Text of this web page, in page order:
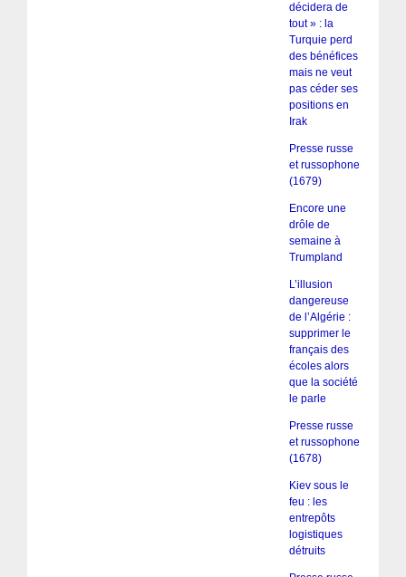
décidera de
tout » : la
Turquie perd
des bénéfices
mais ne veut
pas céder ses
positions en
Irak
Presse russe
et russophone
(1679)
Encore une
drôle de
semaine à
Trumpland
L’illusion
dangereuse
de l’Algérie :
supprimer le
français des
écoles alors
que la société
le parle
Presse russe
et russophone
(1678)
Kiev sous le
feu : les
entrepôts
logistiques
détruits